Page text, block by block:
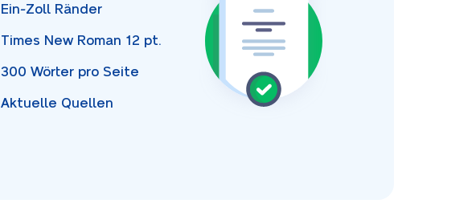
Ein-Zoll Ränder
Times New Roman 12 pt.
300 Wörter pro Seite
Aktuelle Quellen